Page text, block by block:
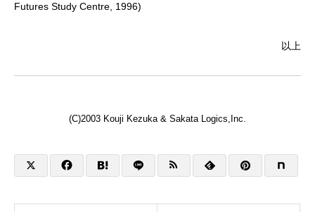
Futures Study Centre, 1996)
以上
(C)2003 Kouji Kezuka & Sakata Logics,Inc.